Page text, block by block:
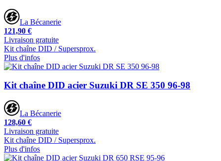
La Bécanerie
121,90 €
Livraison gratuite
Kit chaîne DID / Supersprox.
Plus d'infos
Kit chaîne DID acier Suzuki DR SE 350 96-98
La Bécanerie
128,60 €
Livraison gratuite
Kit chaîne DID / Supersprox.
Plus d'infos